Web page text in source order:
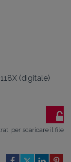
(digitale)
per scaricare il file